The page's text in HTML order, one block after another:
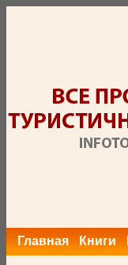
Главная Книги